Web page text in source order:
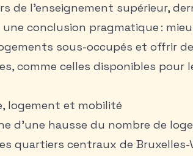
de l’enseignement supérieur,
conclusion pragmatique :
sous-occupés et offrir
comme celles disponibles pour
logement et mobilité
d’une hausse du nombre de
quartiers centraux de Bruxelles-